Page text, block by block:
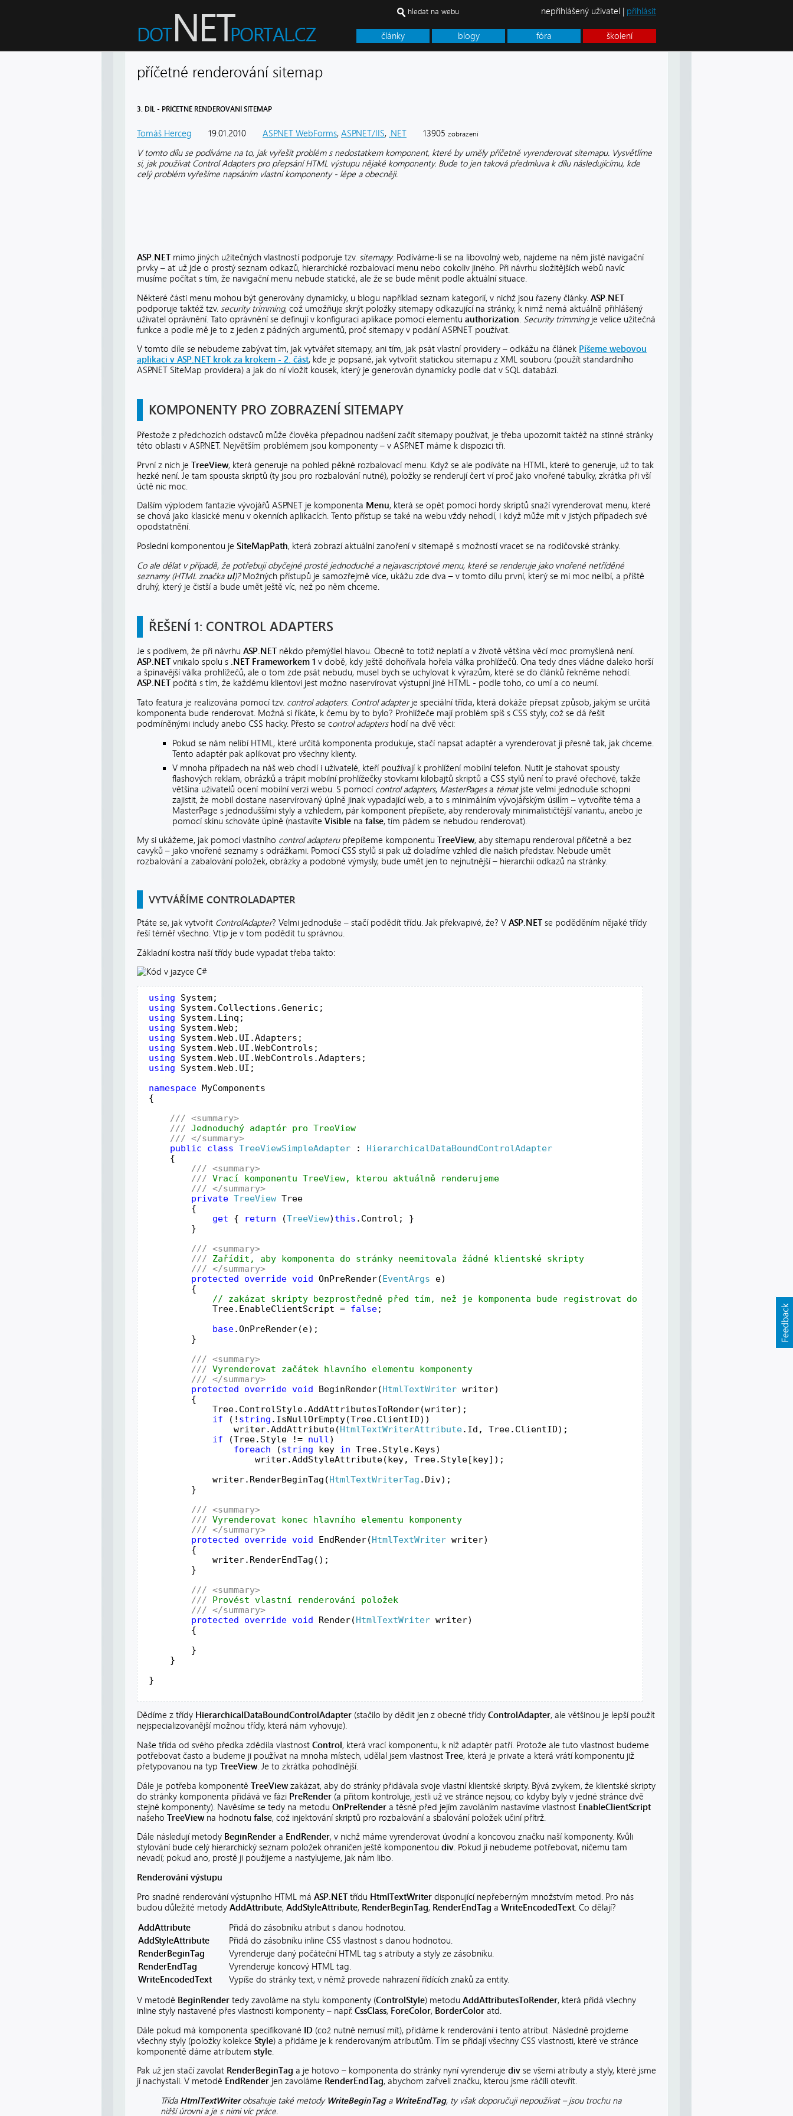
články blogy fóra školení
hledat na webu nepřihlášený uživatel | přihlásit
příčetné renderování sitemap
3. DÍL - PŘÍČETNÉ RENDEROVÁNÍ SITEMAP
Tomáš Herceg 19.01.2010 ASP.NET WebForms, ASP.NET/IIS, .NET 13905 zobrazení
V tomto dílu se podíváme na to, jak vyřešit problém s nedostatkem komponent, které by uměly příčetně vyrenderovat sitemapu. Vysvětlíme
si, jak používat Control Adapters pro přepsání HTML výstupu nějaké komponenty. Bude to jen taková předmluva k dílu následujícímu, kde
celý problém vyřešíme napsáním vlastní komponenty - lépe a obecněji.
ASP.NET mimo jiných užitečných vlastností podporuje tzv. sitemapy. Podíváme-li se na libovolný web, najdeme na něm jisté navigační
prvky – ať už jde o prostý seznam odkazů, hierarchické rozbalovací menu nebo cokoliv jiného. Při návrhu složitějších webů navíc
musíme počítat s tím, že navigační menu nebude statické, ale že se bude měnit podle aktuální situace.
Některé části menu mohou být generovány dynamicky, u blogu například seznam kategorií, v nichž jsou řazeny články. ASP.NET
podporuje taktéž tzv. security trimming, což umožňuje skrýt položky sitemapy odkazující na stránky, k nimž nemá aktuálně přihlášený
uživatel oprávnění. Tato oprávnění se definují v konfiguraci aplikace pomocí elementu authorization. Security trimmingje velice užitečná
funkce a podle mě je to z jeden z pádných argumentů, proč sitemapy v podání ASP.NET používat.
V tomto díle se nebudeme zabývat tím, jak vytvářet sitemapy, ani tím, jak psát vlastní providery – odkážu na článek Píšeme webovou
aplikaci v ASP.NET krok za krokem - 2. část, kde je popsané, jak vytvořit statickou sitemapu z XML souboru (použít standardního
ASP.NET SiteMap providera) a jak do ní vložit kousek, který je generován dynamicky podle dat v SQL databázi.
KOMPONENTY PRO ZOBRAZENÍ SITEMAPY
Přestože z předchozích odstavců může člověka přepadnou nadšení začít sitemapy používat, je třeba upozornit taktéž na stinné stránky
této oblasti v ASP.NET. Největším problémem jsou komponenty – v ASP.NET máme k dispozici tři.
První z nich je TreeView, která generuje na pohled pěkné rozbalovací menu. Když se ale podíváte na HTML, které to generuje, už to tak
hezké není. Je tam spousta skriptů (ty jsou pro rozbalování nutné), položky se renderují čert ví proč jako vnořené tabulky, zkrátka při vší
úctě nic moc.
Dalším výplodem fantazie vývojářů ASP.NET je komponenta Menu, která se opět pomocí hordy skriptů snaží vyrenderovat menu, které
se chová jako klasické menu v okenních aplikacích. Tento přístup se také na webu vždy nehodí, i když může mít v jistých případech své
opodstatnění.
Poslední komponentou je SiteMapPath, která zobrazí aktuální zanoření v sitemapě s možností vracet se na rodičovské stránky.
Co ale dělat v případě, že potřebuji obyčejné prosté jednoduché a nejavascriptové menu, které se renderuje jako vnořené netříděné
seznamy (HTML značka ul)?Možných přístupů je samozřejmě více, ukážu zde dva – v tomto dílu první, který se mi moc nelíbí, a příště
druhý, který je čistší a bude umět ještě víc, než po něm chceme.
ŘEŠENÍ 1: CONTROL ADAPTERS
Je s podivem, že při návrhu ASP.NET někdo přemýšlel hlavou. Obecně to totiž neplatí a v životě většina věcí moc promyšlená není.
ASP.NET vnikalo spolu s .NET Frameworkem 1 v době, kdy ještě dohořívala hořela válka prohlížečů. Ona tedy dnes vládne daleko horší
a špinavější válka prohlížečů, ale o tom zde psát nebudu, musel bych se uchylovat k výrazům, které se do článků řekněme nehodí.
ASP.NET počítá s tím, že každému klientovi jest možno naservírovat výstupní jiné HTML - podle toho, co umí a co neumí.
Tato featura je realizována pomocí tzv. control adapters. Control adapterje speciální třída, která dokáže přepsat způsob, jakým se určitá
komponenta bude renderovat. Možná si říkáte, k čemu by to bylo? Prohlížeče mají problém spíš s CSS styly, což se dá řešit
podmíněnými includy anebo CSS hacky. Přesto se control adaptershodí na dvě věci:
Pokud se nám nelíbí HTML, které určitá komponenta produkuje, stačí napsat adaptér a vyrenderovat ji přesně tak, jak chceme.
Tento adaptér pak aplikovat pro všechny klienty.
V mnoha případech na náš web chodí i uživatelé, kteří používají k prohlížení mobilní telefon. Nutit je stahovat spousty
flashových reklam, obrázků a trápit mobilní prohlížečky stovkami kilobajtů skriptů a CSS stylů není to pravé ořechové, takže
většina uživatelů ocení mobilní verzi webu. S pomocí control adapters, MasterPagesa tématjste velmi jednoduše schopni
zajistit, že mobil dostane naservírovaný úplně jinak vypadající web, a to s minimálním vývojářským úsilím – vytvoříte téma a
MasterPage s jednoduššími styly a vzhledem, pár komponent přepíšete, aby renderovaly minimalističtější variantu, anebo je
pomocí skinu schováte úplně (nastavíte Visible na false, tím pádem se nebudou renderovat).
My si ukážeme, jak pomocí vlastního control adapterupřepíšeme komponentu TreeView, aby sitemapu renderoval příčetně a bez
cavyků – jako vnořené seznamy s odrážkami. Pomocí CSS stylů si pak už doladíme vzhled dle našich představ. Nebude umět
rozbalování a zabalování položek, obrázky a podobné výmysly, bude umět jen to nejnutnější – hierarchii odkazů na stránky.
VYTVÁŘÍME CONTROLADAPTER
Ptáte se, jak vytvořit ControlAdapter? Velmi jednoduše – stačí podědít třídu. Jak překvapivé, že? V ASP.NET se poděděním nějaké třídy
řeší téměř všechno. Vtip je v tom podědit tu správnou.
Základní kostra naší třídy bude vypadat třeba takto:
using System;
using System.Collections.Generic;
using System.Linq;
using System.Web;
using System.Web.UI.Adapters;
using System.Web.UI.WebControls;
using System.Web.UI.WebControls.Adapters;
using System.Web.UI;
namespace MyComponents
{
/// <summary>
/// Jednoduchý adaptér pro TreeView
/// </summary>
public
class TreeViewSimpleAdapter : HierarchicalDataBoundControlAdapter
     {
/// <summary>
/// Vrací komponentu TreeView, kterou aktuálně renderujeme
/// </summary>
private TreeView Tree
         {
get { return (TreeView) this .Control; }
         }
/// <summary>
/// Zařídit, aby komponenta do stránky neemitovala žádné klientské skripty
/// </summary>
protected
override void OnPreRender(EventArgs e)
         {
// zakázat skripty bezprostředně před tím, než je komponenta bude registrovat do stránky
             Tree.EnableClientScript =
false;
base.OnPreRender(e);
         }
/// <summary>
/// Vyrenderovat začátek hlavního elementu komponenty
/// </summary>
protected
override void BeginRender(HtmlTextWriter writer)
         {
             Tree.ControlStyle.AddAttributesToRender(writer);
if (! string .IsNullOrEmpty(Tree.ClientID))
                 writer.AddAttribute(
HtmlTextWriterAttribute.Id, Tree.ClientID);
if (Tree.Style != null )
foreach (string key in Tree.Style.Keys)
                     writer.AddStyleAttribute(key, Tree.Style[key]);
             writer.RenderBeginTag(
HtmlTextWriterTag .Div);
         }
/// <summary>
/// Vyrenderovat konec hlavního elementu komponenty
/// </summary>
protected
override void EndRender(HtmlTextWriter writer)
         {
             writer.RenderEndTag();
         }
/// <summary>
/// Provést vlastní renderování položek
/// </summary>
protected
override void Render(HtmlTextWriter writer)
         {
         }
     }
}
Dědíme z třídy HierarchicalDataBoundControlAdapter (stačilo by dědit jen z obecné třídy ControlAdapter, ale většinou je lepší použít
nejspecializovanější možnou třídy, která nám vyhovuje).
Naše třída od svého předka zdědila vlastnost Control, která vrací komponentu, k níž adaptér patří. Protože ale tuto vlastnost budeme
potřebovat často a budeme ji používat na mnoha místech, udělal jsem vlastnost Tree, která je private a která vrátí komponentu již
přetypovanou na typ TreeView. Je to zkrátka pohodlnější.
Dále je potřeba komponentě TreeView zakázat, aby do stránky přidávala svoje vlastní klientské skripty. Bývá zvykem, že klientské skripty
do stránky komponenta přidává ve fázi PreRender (a přitom kontroluje, jestli už ve stránce nejsou; co kdyby byly v jedné stránce dvě
stejné komponenty). Navěsíme se tedy na metodu OnPreRender a těsně před jejím zavoláním nastavíme vlastnost EnableClientScript
našeho TreeView na hodnotu false, což injektování skriptů pro rozbalování a sbalování položek učiní přítrž.
Dále následují metody BeginRender a EndRender, v nichž máme vyrenderovat úvodní a koncovou značku naší komponenty. Kvůli
stylování bude celý hierarchický seznam položek ohraničen ještě komponentou div. Pokud ji nebudeme potřebovat, ničemu tam
nevadí; pokud ano, prostě ji použijeme a nastylujeme, jak nám libo.
Renderování výstupu
Pro snadné renderování výstupního HTML má ASP.NET třídu HtmlTextWriter disponující nepřeberným množstvím metod. Pro nás
budou důležité metody AddAttribute, AddStyleAttribute, RenderBeginTag, RenderEndTag a WriteEncodedText. Co dělají?
AddAttribute
Přidá do zásobníku atribut s danou hodnotou.
AddStyleAttribute
Přidá do zásobníku inline CSS vlastnost s danou hodnotou.
RenderBeginTag
Vyrenderuje daný počáteční HTML tag s atributy a styly ze zásobníku.
RenderEndTag
Vyrenderuje koncový HTML tag.
WriteEncodedText
Vypíše do stránky text, v němž provede nahrazení řídících znaků za entity.
V metodě BeginRender tedy zavoláme na stylu komponenty (ControlStyle) metodu AddAttributesToRender, která přidá všechny
inline styly nastavené přes vlastnosti komponenty – např. CssClass, ForeColor, BorderColor atd.
Dále pokud má komponenta specifikované ID (což nutně nemusí mít), přidáme k renderování i tento atribut. Následně projdeme
všechny styly (položky kolekce Style) a přidáme je k renderovaným atributům. Tím se přidají všechny CSS vlastnosti, které ve stránce
komponentě dáme atributem style.
Pak už jen stačí zavolat RenderBeginTag a je hotovo – komponenta do stránky nyní vyrenderuje div se všemi atributy a styly, které jsme
jí nachystali. V metodě EndRender jen zavoláme RenderEndTag, abychom zařveli značku, kterou jsme ráčili otevřít.
Třída HtmlTextWriterobsahuje také metody WriteBeginTaga WriteEndTag, ty však doporučuji nepoužívat – jsou trochu na
nižší úrovni a je s nimi víc práce.